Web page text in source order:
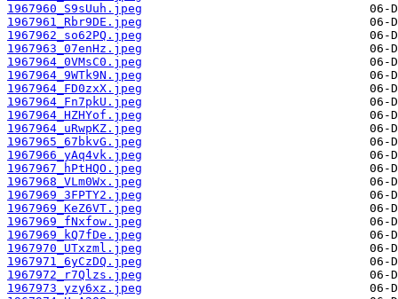
1967960_S9sUuh.jpeg
1967961_Rbr9DE.jpeg
1967962_so62PQ.jpeg
1967963_07enHz.jpeg
1967964_0VMsC0.jpeg
1967964_9WTk9N.jpeg
1967964_FD0zxX.jpeg
1967964_Fn7pkU.jpeg
1967964_HZHYof.jpeg
1967964_uRwpKZ.jpeg
1967965_67bkvG.jpeg
1967966_yAq4vk.jpeg
1967967_hPtHQO.jpeg
1967968_VLm0Wx.jpeg
1967969_3FPTY2.jpeg
1967969_KeZ6VT.jpeg
1967969_fNxfow.jpeg
1967969_kQ7fDe.jpeg
1967970_UTxzml.jpeg
1967971_6yCzDQ.jpeg
1967972_r7Qlzs.jpeg
1967973_yzy6xz.jpeg